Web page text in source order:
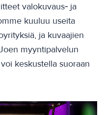
valokuvaus‑ ja
kuuluu useita
ja kuvaajien
myyntipalvelun
keskustella suoraan